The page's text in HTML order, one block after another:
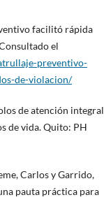
facilitó rápida
el
preventivo-
de-violacion/
de atención integral
de vida. Quito: PH
Carlos y Garrido,
pauta práctica para